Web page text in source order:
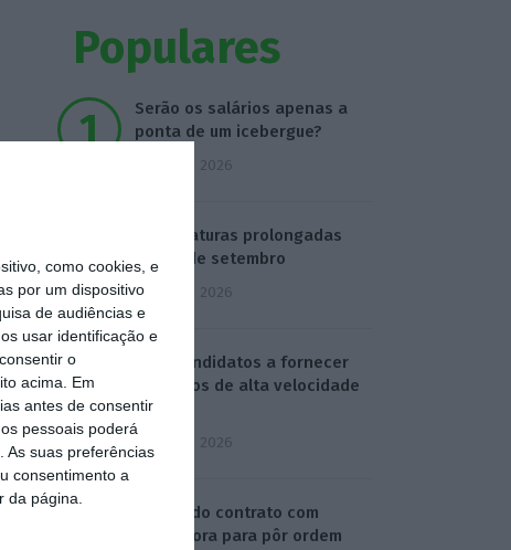
como cookies, e
por um dispositivo
de audiências e
usar identificação e
o
acima. Em
antes de consentir
pessoais poderá
As suas preferências
consentimento a
página.
Populares
Serão os salários apenas a
ponta de um icebergue?
3 Agosto 2026
Candidaturas prolongadas
até 10 de setembro
3 Agosto 2026
Há 2 candidatos a fornecer
comboios de alta velocidade
à CP
3 Agosto 2026
Publicado contrato com
consultora para pôr ordem